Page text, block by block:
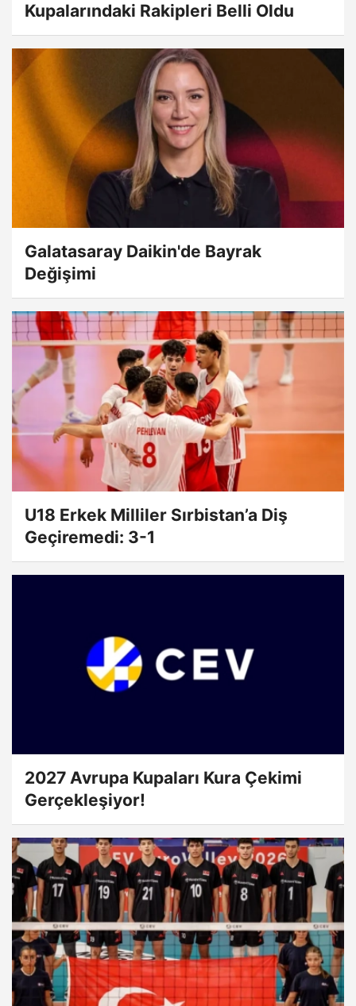
Kupalarındaki Rakipleri Belli Oldu
Galatasaray Daikin'de Bayrak
Değişimi
U18 Erkek Milliler Sırbistan’a Diş
Geçiremedi: 3-1
2027 Avrupa Kupaları Kura Çekimi
Gerçekleşiyor!